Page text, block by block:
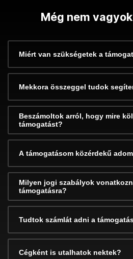
Még nem
Miért van szükségetek a
Mekkora összeggel tudok
Beszámoltok arról, hogy mire
támogatást?
A támogatásom közérdekű
Milyen jogi szabályok
támogatásra?
Tudtok számlát adni a
Cégként is utalhatok nektek?